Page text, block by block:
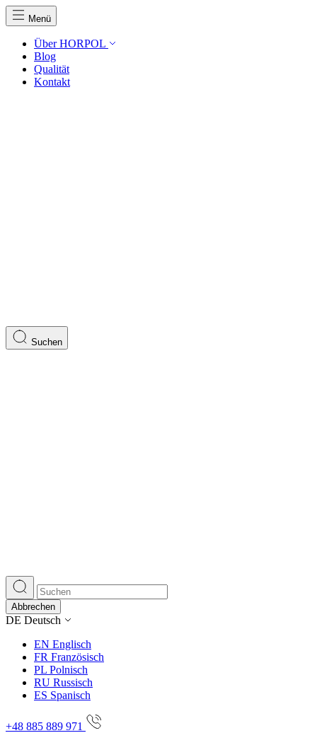
Menü
Über HORPOL
Blog
Qualität
Kontakt
Suchen
Abbrechen
DE Deutsch
EN Englisch
FR Französisch
PL Polnisch
RU Russisch
ES Spanisch
+48 885 889 971